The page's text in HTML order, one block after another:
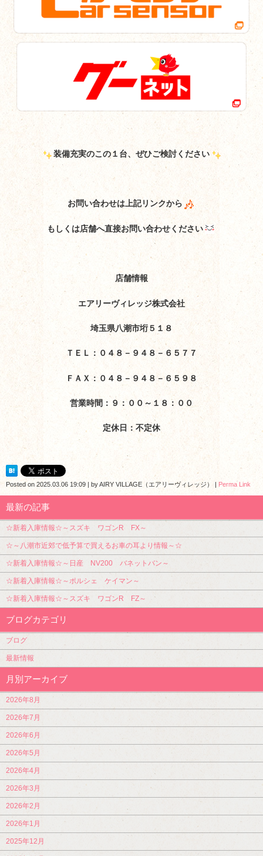
装備充実のこの１台、ぜひご検討ください
お問い合わせは上記リンクから
もしくは店舗へ直接お問い合わせください
店舗情報
エアリーヴィレッジ株式会社
埼玉県八潮市垳５１８
ＴＥＬ：０４８－９４８－６５７７
ＦＡＸ：０４８－９４８－６５９８
営業時間：９：００～１８：００
定休日：不定休
Posted on 2025.03.06 19:09 byAIRY VILLAGE（エアリーヴィレッジ） Perma Link
最新の記事
☆新着入庫情報☆～スズキ ワゴンR FX～
☆～八潮市近郊で低予算で買えるお車の耳より情報～☆
☆新着入庫情報☆～日産 NV200 バネットバン～
☆新着入庫情報☆～ポルシェ ケイマン～
☆新着入庫情報☆～スズキ ワゴンR FZ～
ブログカテゴリ
ブログ
最新情報
月別アーカイブ
2026年8月
2026年7月
2026年6月
2026年5月
2026年4月
2026年3月
2026年2月
2026年1月
2025年12月